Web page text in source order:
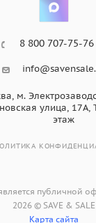
8 800 707-75-76
м.
улица, 17А,
этаж
публичной
2026 © SAVE & SALE
Карта сайта